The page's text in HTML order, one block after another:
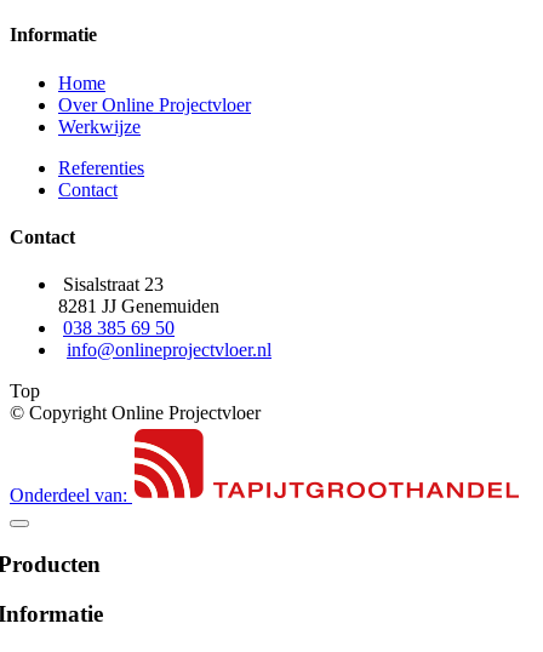
Informatie
Home
Over Online Projectvloer
Werkwijze
Referenties
Contact
Contact
Sisalstraat 23
8281 JJ Genemuiden
038 385 69 50
info@onlineprojectvloer.nl
Top
© Copyright Online Projectvloer
Onderdeel van: